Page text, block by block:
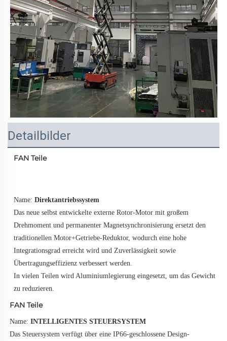
Detailbilder
FAN Teile
Name: Direktantriebssystem
Das neue selbst entwickelte externe Rotor-Motor mit großem
Drehmoment und permanenter Magnetsynchronisierung ersetzt den
traditionellen Motor+Getriebe-Reduktor, wodurch eine hohe
Integrationsgrad erreicht wird und Zuverlässigkeit sowie
Übertragungseffizienz verbessert werden.
In vielen Teilen wird Aluminiumlegierung eingesetzt, um das Gewicht
zu reduzieren.
FAN Teile
Name: INTELLIGENTES STEUERSYSTEM
Das Steuersystem verfügt über eine IP66-geschlossene Design-